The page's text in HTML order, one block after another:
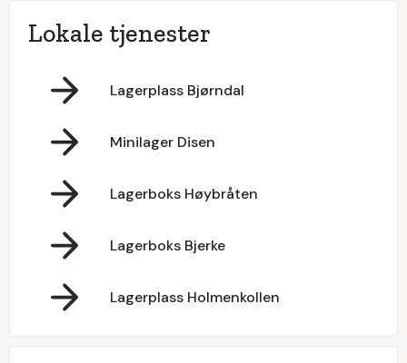
Lokale tjenester
Lagerplass Bjørndal
Minilager Disen
Lagerboks Høybråten
Lagerboks Bjerke
Lagerplass Holmenkollen